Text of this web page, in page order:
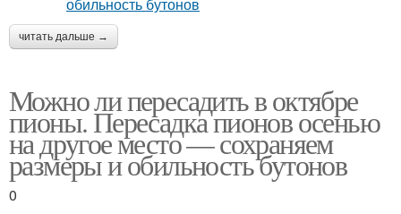
читать дальше →
Можно ли пересадить в октябре
пионы. Пересадка пионов осенью
на другое место — сохраняем
размеры и обильность бутонов
0